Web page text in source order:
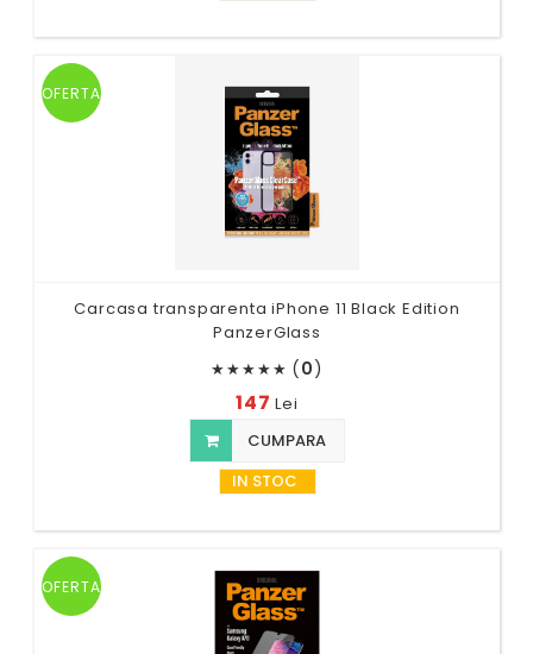
OFERTA
Carcasa transparenta iPhone 11 Black Edition
PanzerGlass
★★★★★ (0)
147Lei
CUMPARA
IN STOC
OFERTA